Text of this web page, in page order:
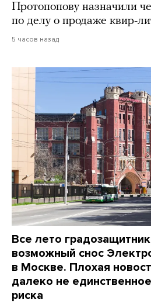
Протопопову назначили
по делу о продаже квир-
5 часов назад
Все лето
возможный снос
в Москве. Плохая
далеко не
риска